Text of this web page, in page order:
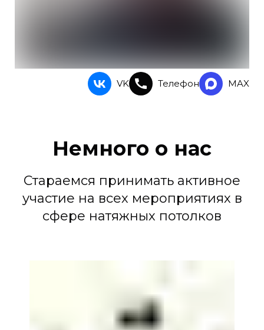
VK Телефон MAX
Немного о нас
Стараемся принимать активное
участие на всех мероприятиях в
сфере натяжных потолков